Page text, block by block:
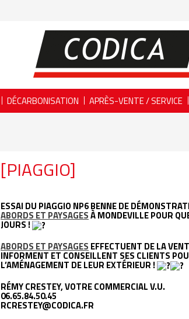
DÉCARBONISATION APRÈS-VENTE / SERVICE
[PIAGGIO]
ESSAI DU PIAGGIO NP6 BENNE DE
ABORDS ET PAYSAGESÀ MONDEVILLE POUR
JOURS !
ABORDS ET PAYSAGES EFFECTUENT DE LA
INFORMENT ET CONSEILLENT SES CLIENTS
L’AMÉNAGEMENT DE LEUR EXTÉRIEUR !
RÉMY CRESTEY, VOTRE COMMERCIAL V.U.
06.65.84.50.45
RCRESTEY@CODICA.FR